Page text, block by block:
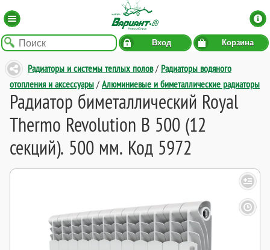
Вход Корзина
Радиаторы и системы теплых полов/ Радиаторы водяного
отопления и аксессуары / Алюминиевые и биметаллические радиаторы
Радиатор биметаллический Royal
Thermo Revolution B 500 (12
секций). 500 мм. Код 5972